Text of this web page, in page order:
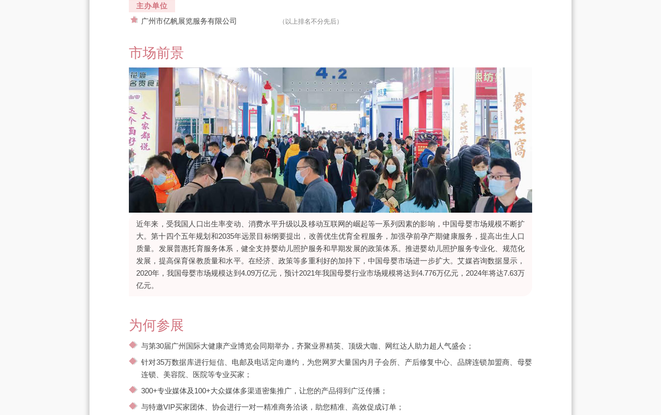
主办单位
广州市亿帆展览服务有限公司
（以上排名不分先后）
市场前景
近年来，受我国人口出生率变动、消费水平升级以及移动互联网的崛起等一系列因素的影响，中国母婴市场规模不断扩
大。第十四个五年规划和2035年远景目标纲要提出，改善优生优育全程服务，加强孕前孕产期健康服务，提高出生人口
质量。发展普惠托育服务体系，健全支持婴幼儿照护服务和早期发展的政策体系。推进婴幼儿照护服务专业化、规范化
发展，提高保育保教质量和水平。在经济、政策等多重利好的加持下，中国母婴市场进一步扩大。艾媒咨询数据显示，
2020年，我国母婴市场规模达到4.09万亿元，预计2021年我国母婴行业市场规模将达到4.776万亿元，2024年将达7.63万
亿元。
为何参展
与第30届广州国际大健康产业博览会同期举办，齐聚业界精英、顶级大咖、网红达人助力超人气盛会；
针对35万数据库进行短信、电邮及电话定向邀约，为您网罗大量国内月子会所、产后修复中心、品牌连锁加盟商、母婴
连锁、美容院、医院等专业买家；
300+专业媒体及100+大众媒体多渠道密集推广，让您的产品得到广泛传播；
与特邀VIP买家团体、协会进行一对一精准商务洽谈，助您精准、高效促成订单；